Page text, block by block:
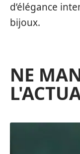
d’élégance
bijoux.
NE